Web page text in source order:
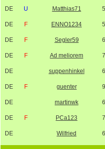
DE U Matthias71
DE F ENNO1234
DE F Segler59
DE F Ad meliorem
DE suppenhinkel
DE F guenter
DE martinwk
DE F PCa123
DE Wilfried